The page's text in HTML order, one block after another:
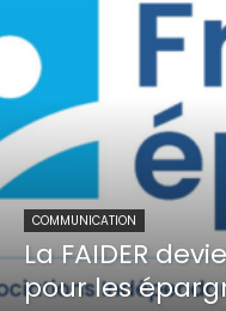
COMMUNICATION
La FAIDER
pour les